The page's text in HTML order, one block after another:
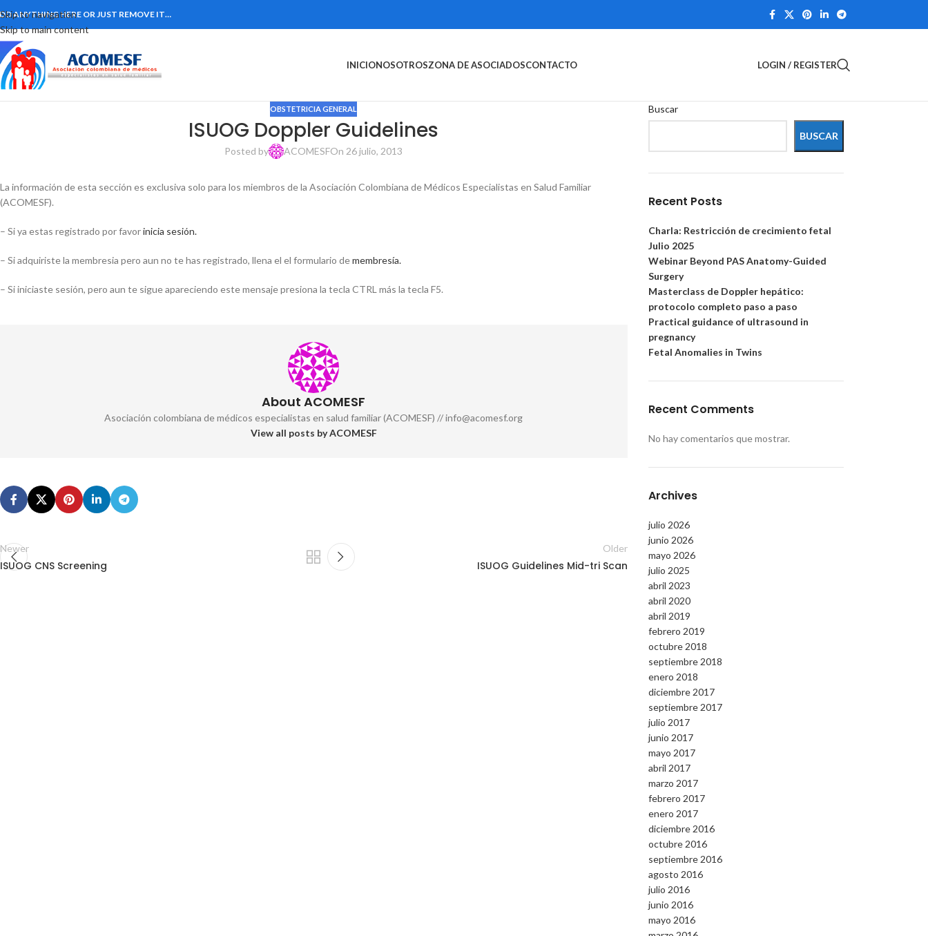
Skip to navigation
Skip to main content
ANYTHING HERE OR JUST REMOVE IT…
INICIONOSOTROSZONA DE ASOCIADOSCONTACTO LOGIN / REGISTER
OBSTETRICIA GENERAL
ISUOG Doppler Guidelines
Posted by ACOMESFOn 26 julio, 2013
La información de esta sección es exclusiva solo para los miembros de la Asociación Colombiana de Médicos Especialistas en Salud Familiar
(ACOMESF).
– Si ya estas registrado por favorinicia sesión.
– Si adquiriste la membresia pero aun no te has registrado, llena el el formulario demembresía.
– Si iniciaste sesión, pero aun te sigue apareciendo este mensaje presiona la tecla CTRL más la tecla F5.
About ACOMESF
Asociación colombiana de médicos especialistas en salud familiar (ACOMESF) // info@acomesf.org
View all posts by ACOMESF
Newer
ISUOG CNS Screening
Older
ISUOG Guidelines Mid-tri Scan
Buscar
BUSCAR
Recent Posts
Charla: Restricción de crecimiento fetal
Julio 2025
Webinar Beyond PAS Anatomy-Guided
Surgery
Masterclass de Doppler hepático:
protocolo completo paso a paso
Practical guidance of ultrasound in
pregnancy
Fetal Anomalies in Twins
Recent Comments
No hay comentarios que mostrar.
Archives
julio 2026
junio 2026
mayo 2026
julio 2025
abril 2023
abril 2020
abril 2019
febrero 2019
octubre 2018
septiembre 2018
enero 2018
diciembre 2017
septiembre 2017
julio 2017
junio 2017
mayo 2017
abril 2017
marzo 2017
febrero 2017
enero 2017
diciembre 2016
octubre 2016
septiembre 2016
agosto 2016
julio 2016
junio 2016
mayo 2016